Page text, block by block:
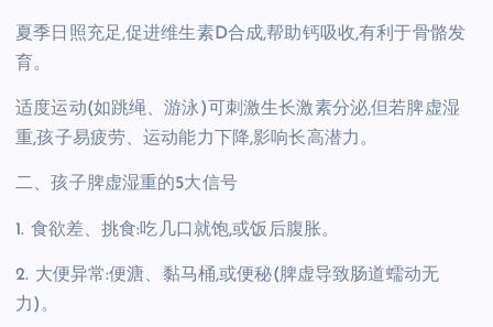
夏季日照充足,促进维生素D合成,帮助钙吸收,有利于骨骼发
育。
适度运动(如跳绳、游泳)可刺激生长激素分泌,但若脾虚湿
重,孩子易疲劳、运动能力下降,影响长高潜力。
二、孩子脾虚湿重的5大信号
1. 食欲差、挑食:吃几口就饱,或饭后腹胀。
2. 大便异常:便溏、黏马桶,或便秘(脾虚导致肠道蠕动无
力)。